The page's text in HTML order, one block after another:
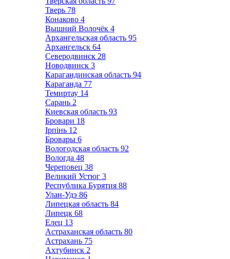
Тверь 78
Конаково 4
Вышний Волочёк 4
Архангельская область 95
Архангельск 64
Северодвинск 28
Новодвинск 3
Карагандинская область 94
Караганда 77
Темиртау 14
Сарань 2
Киевская область 93
Бровари 18
Ірпінь 12
Бровары 6
Вологодская область 92
Вологда 48
Череповец 38
Великий Устюг 3
Республика Бурятия 88
Улан-Удэ 86
Липецкая область 84
Липецк 68
Елец 13
Астраханская область 80
Астрахань 75
Ахтубинск 2